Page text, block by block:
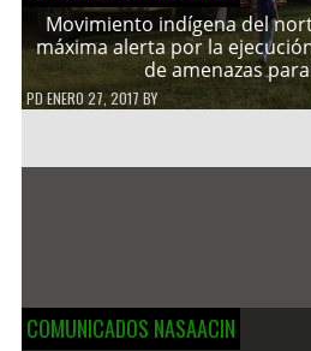
Movimiento indígena del
máxima alerta por la
de amenazas
PDENERO 27, 2017 BY
COMUNICADOS NASAACIN